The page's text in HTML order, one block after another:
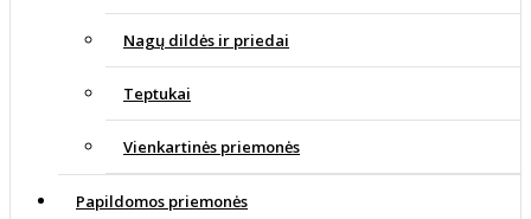
Nagų dildės ir priedai
Teptukai
Vienkartinės priemonės
Papildomos priemonės